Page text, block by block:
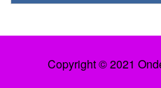
Copyright © 2021